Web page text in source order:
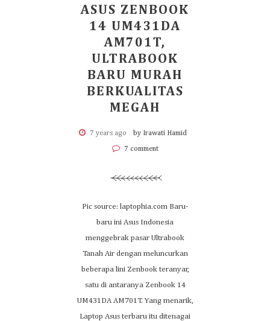
ASUS ZENBOOK
14 UM431DA
AM701T,
ULTRABOOK
BARU MURAH
BERKUALITAS
MEGAH
7 years ago by Irawati Hamid
7 comment
Pic source: laptophia.com Baru-
baru ini Asus Indonesia
menggebrak pasar Ultrabook
Tanah Air dengan meluncurkan
beberapa lini Zenbook teranyar,
satu di antaranya Zenbook 14
UM431DA AM701T. Yang menarik,
Laptop Asus terbaru itu ditenagai